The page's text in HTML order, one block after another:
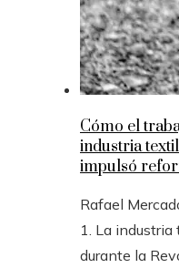
Cómo el
industria
impulsó
Rafael
1. La
durante la